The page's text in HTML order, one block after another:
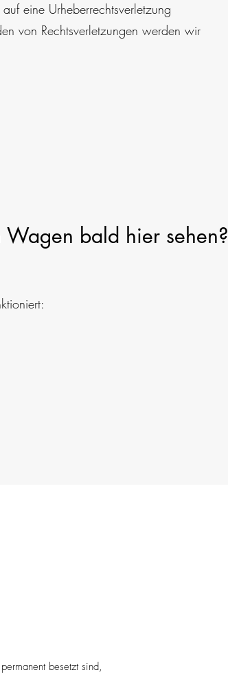
eine Urheberrechtsverletzung
von Rechtsverletzungen werden wir
bald hier sehen?
besetzt sind,